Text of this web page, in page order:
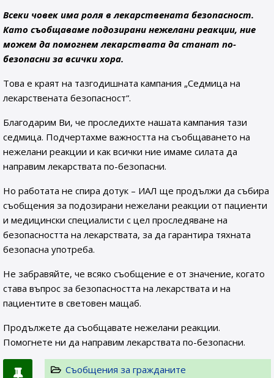
Всеки човек има роля в лекарствената безопасност.
Като съобщаваме подозирани нежелани реакции, ние
можем да помогнем лекарствата да станат по-
безопасни за всички хора.
Това е краят на тазгодишната кампания „Седмица на
лекарствената безопасност“.
Благодарим Ви, че проследихте нашата кампания тази
седмица. Подчертахме важността на съобщаването на
нежелани реакции и как всички ние имаме силата да
направим лекарствата по-безопасни.
Но работата не спира дотук – ИАЛ ще продължи да събира
съобщения за подозирани нежелани реакции от пациенти
и медицински специалисти с цел проследяване на
безопасността на лекарствата, за да гарантира тяхната
безопасна употреба.
Не забравяйте, че всяко съобщение е от значение, когато
става въпрос за безопасността на лекарствата и на
пациентите в световен мащаб.
Продължете да съобщавате нежелани реакции.
Помогнете ни да направим лекарствата по-безопасни.
Съобщения за гражданите